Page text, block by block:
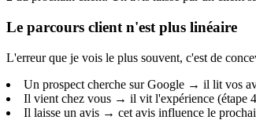
Le parcours client n'est plus linéaire
L'erreur que je vois le plus souvent, c'est de
Un prospect cherche sur Google → il lit vos
Il vient chez vous → il vit l'expérience (étape
Il laisse un avis → cet avis influence le